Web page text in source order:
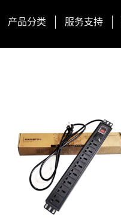
产品分类 服务支持